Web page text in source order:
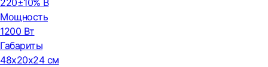
220±10% В
Мощность
1200 Вт
Габариты
48x20x24 см